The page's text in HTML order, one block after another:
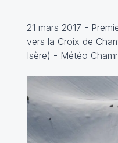
21 mars 2017 -
vers la Croix de
Isère) - Météo